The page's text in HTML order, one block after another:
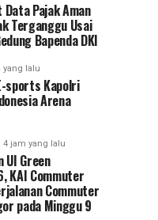
Pajak Aman
Terganggu Usai
Bapenda DKI
yang lalu
sports Kapolri
Arena
4 jam yang lalu
UI Green
KAI Commuter
Commuter
pada Minggu 9